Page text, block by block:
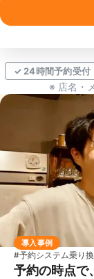
✓ 24時間予約受付
※ 店名・
導入事例
#予約システム乗り換
予約の時点で